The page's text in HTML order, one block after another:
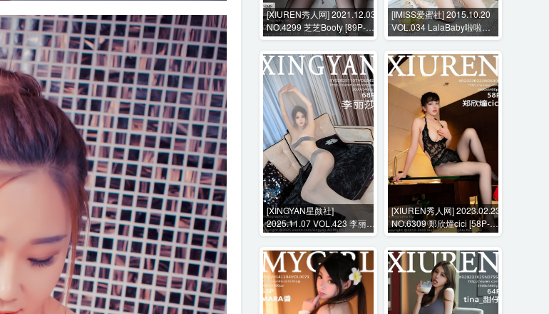
[XIUREN秀人网] 2021.12.03
NO.4299 芝芝Booty [89P-
758MB]
[IMISS爱蜜社] 2015.10.20
VOL.034 LalaBaby啦啦
[48P-209MB]
[XINGYAN星颜社]
2025.11.07 VOL.423 李丽莎
[68P-635MB]
[XIUREN秀人网] 2023.02.23
NO.6309 郑欣燑cici [58P-
530MB]